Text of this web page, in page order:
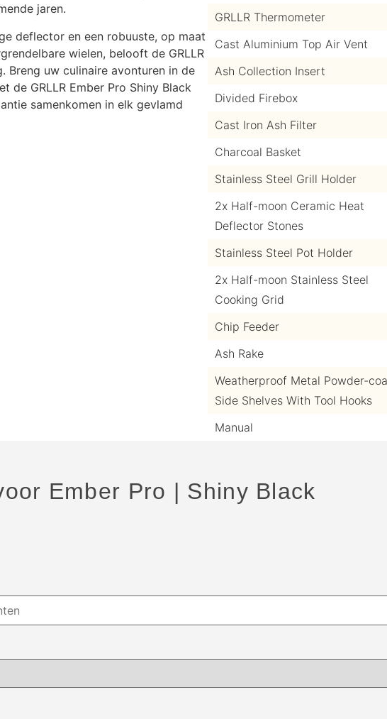
jaren.
deflector en een robuuste, op maat
wielen, belooft de GRLLR
Breng uw culinaire avonturen in de
de GRLLR Ember Pro Shiny Black
samenkomen in elk gevlamd
GRLLR Thermometer
Cast Aluminium Top Air Vent
Ash Collection Insert
Divided Firebox
Cast Iron Ash Filter
Charcoal Basket
Stainless Steel Grill Holder
2x Half-moon Ceramic Heat
Deflector Stones
Stainless Steel Pot Holder
2x Half-moon Stainless Steel
Cooking Grid
Chip Feeder
Ash Rake
Weatherproof Metal Powder-
Side Shelves With Tool Hooks
Manual
Ember Pro | Shiny Black